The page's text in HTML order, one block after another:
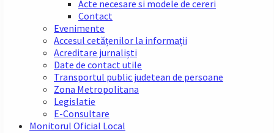
Acte necesare si modele de cereri
Contact
Evenimente
Accesul cetățenilor la informații
Acreditare jurnaliști
Date de contact utile
Transportul public judetean de persoane
Zona Metropolitana
Legislatie
E-Consultare
Monitorul Oficial Local